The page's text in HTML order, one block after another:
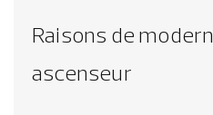
Raisons de
ascenseur